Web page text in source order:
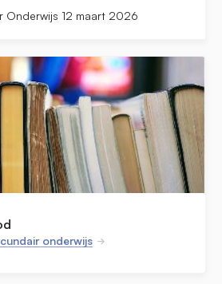
Onderwijs 12 maart 2026
onderwijs